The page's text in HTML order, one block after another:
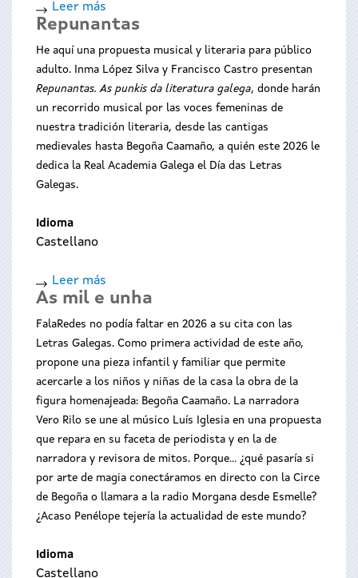
Leer más
Begoña
Caamaño,
o
transgredir
das
ondas
Repunantas
He aquí una propuesta musical y literaria para público
adulto. Inma López Silva y Francisco Castro presentan
Repunantas. As punkis da literatura galega, donde harán
un recorrido musical por las voces femeninas de
nuestra tradición literaria, desde las cantigas
medievales hasta Begoña Caamaño, a quién este 2026 le
dedica la Real Academia Galega el Día das Letras
Galegas.
Idioma
Castellano
Leer más
Repunantas
As mil e unha
FalaRedes no podía faltar en 2026 a su cita con las
Letras Galegas. Como primera actividad de este año,
propone una pieza infantil y familiar que permite
acercarle a los niños y niñas de la casa la obra de la
figura homenajeada: Begoña Caamaño. La narradora
Vero Rilo se une al músico Luís Iglesia en una propuesta
que repara en su faceta de periodista y en la de
narradora y revisora de mitos. Porque... ¿qué pasaría si
por arte de magia conectáramos en directo con la Circe
de Begoña o llamara a la radio Morgana desde Esmelle?
¿Acaso Penélope tejería la actualidad de este mundo?
Idioma
Castellano